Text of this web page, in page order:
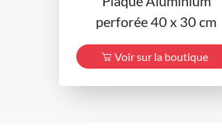
perforée 40 x 30 cm
Voir sur la boutique